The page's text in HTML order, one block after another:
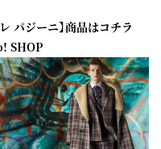
パジーニ】商品はコチラ
SHOP